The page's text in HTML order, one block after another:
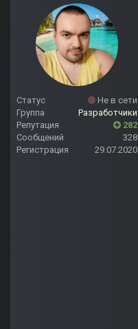
Статус
Не в сети
Группа
Разработчики
Репутация
282
Сообщений
328
Регистрация
29.07.2020